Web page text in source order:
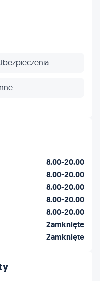
8.00-20.00
8.00-20.00
8.00-20.00
8.00-20.00
8.00-20.00
Zamknięte
Zamknięte